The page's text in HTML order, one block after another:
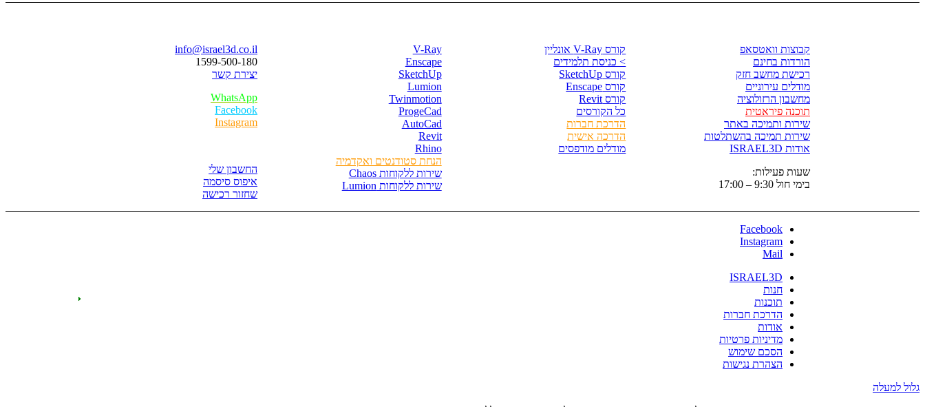
info@israel3d.co.il
1599-500-180
יצירת קשר
WhatsApp
Facebook
Instagram
החשבון שלי
איפוס סיסמה
שחזור רכישה
V-Ray
Enscape
SketchUp
Lumion
Twinmotion
ProgeCad
AutoCad
Revit
Rhino
הנחת סטודנטים ואקדמיה
שירות ללקוחות Chaos
שירות ללקוחות Lumion
קורס V-Ray אונליין
> כניסת תלמידים
קורס SketchUp
קורס Enscape
קורס Revit
כל הקורסים
הדרכת חברות
הדרכה אישית
מודלים מודפסים
קבוצות וואטסאפ
הורדות בחינם
רכישת מחשב חזק
מודלים עירוניים
מחשבון הרזולוציה
תוכנה פיראטית
שירות ותמיכה באתר
שירות תמיכה בהשתלטות
אודות ISRAEL3D
שעות פעילות:
בימי חול 9:30 – 17:00
Facebook
Instagram
Mail
ISRAEL3D
חנות
תוכנות
הדרכת חברות
אודות
מדיניות פרטיות
הסכם שימוש
הצהרת נגישות
גלול למעלה